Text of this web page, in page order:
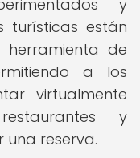
y
turísticas están
de
a los
virtualmente
y
reserva.